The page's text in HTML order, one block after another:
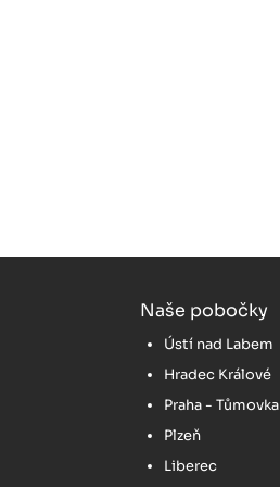
Naše pobočky
Ústí nad Labem
Hradec Králové
Praha - Tůmovka
Plzeň
Liberec